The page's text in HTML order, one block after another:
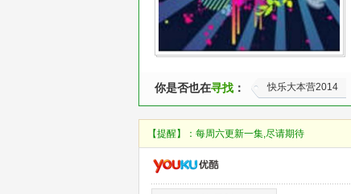
你是否也在寻找 ： 快乐大本营2014
【提醒】： 每周六更新一集,尽请期待